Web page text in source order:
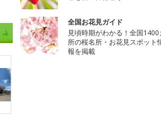
全国お花見ガイド
見頃時期がわかる！全国1400
所の桜名所・お花見スポット
報を掲載